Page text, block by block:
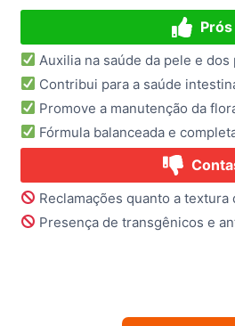
Prós
Auxilia na saúde da pele e dos
Contribui para a saúde
Promove a manutenção da
Fórmula balanceada e
Reclamações quanto a textura
Presença de transgênicos e